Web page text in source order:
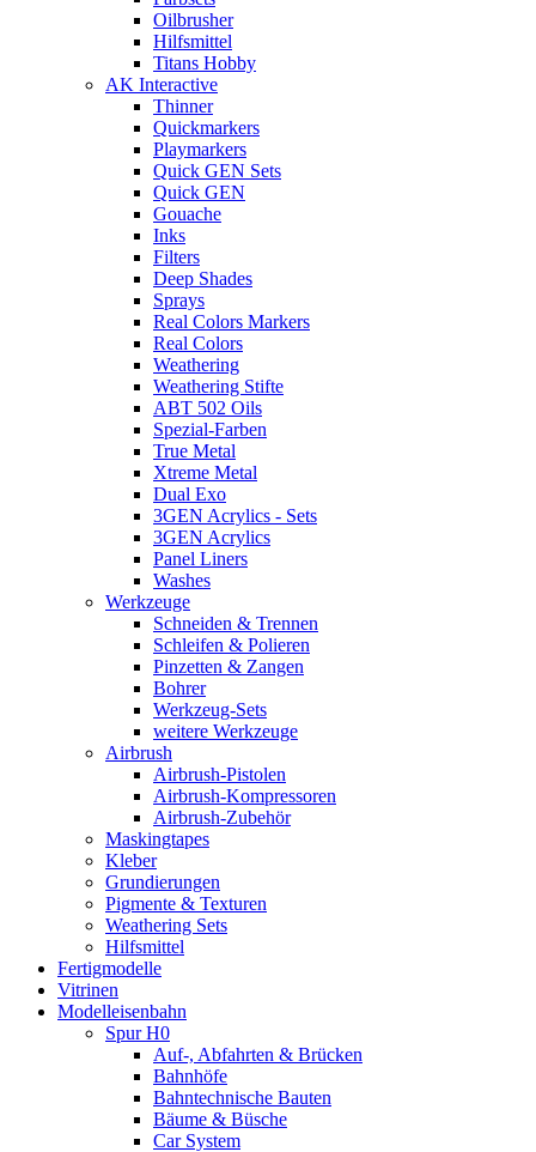
Oilbrusher
Hilfsmittel
Titans Hobby
AK Interactive
Thinner
Quickmarkers
Playmarkers
Quick GEN Sets
Quick GEN
Gouache
Inks
Filters
Deep Shades
Sprays
Real Colors Markers
Real Colors
Weathering
Weathering Stifte
ABT 502 Oils
Spezial-Farben
True Metal
Xtreme Metal
Dual Exo
3GEN Acrylics - Sets
3GEN Acrylics
Panel Liners
Washes
Werkzeuge
Schneiden & Trennen
Schleifen & Polieren
Pinzetten & Zangen
Bohrer
Werkzeug-Sets
weitere Werkzeuge
Airbrush
Airbrush-Pistolen
Airbrush-Kompressoren
Airbrush-Zubehör
Maskingtapes
Kleber
Grundierungen
Pigmente & Texturen
Weathering Sets
Hilfsmittel
Fertigmodelle
Vitrinen
Modelleisenbahn
Spur H0
Auf-, Abfahrten & Brücken
Bahnhöfe
Bahntechnische Bauten
Bäume & Büsche
Car System